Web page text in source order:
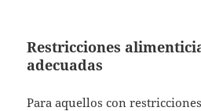
Restricciones
adecuadas
Para aquellos con